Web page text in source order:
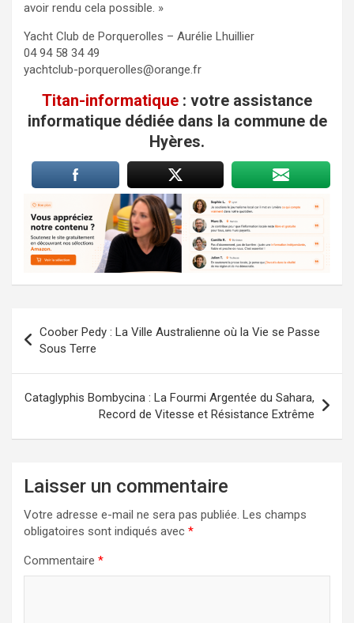
avoir rendu cela possible. »
Yacht Club de Porquerolles – Aurélie Lhuillier
04 94 58 34 49
yachtclub-porquerolles@orange.fr
Titan-informatique : votre assistance
informatique dédiée dans la commune de
Hyères.
de
l’article
Coober Pedy : La Ville Australienne où la Vie se Passe
Sous Terre
Cataglyphis Bombycina : La Fourmi Argentée du Sahara,
Record de Vitesse et Résistance Extrême
Laisser un commentaire
Votre adresse e-mail ne sera pas publiée. Les champs
obligatoires sont indiqués avec *
Commentaire *